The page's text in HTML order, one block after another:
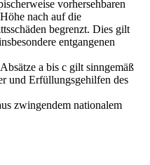
vorhersehbaren
nach auf die
begrenzt. Dies gilt
entgangenen
a bis c gilt sinngemäß
und Erfüllungsgehilfen des
zwingendem nationalem